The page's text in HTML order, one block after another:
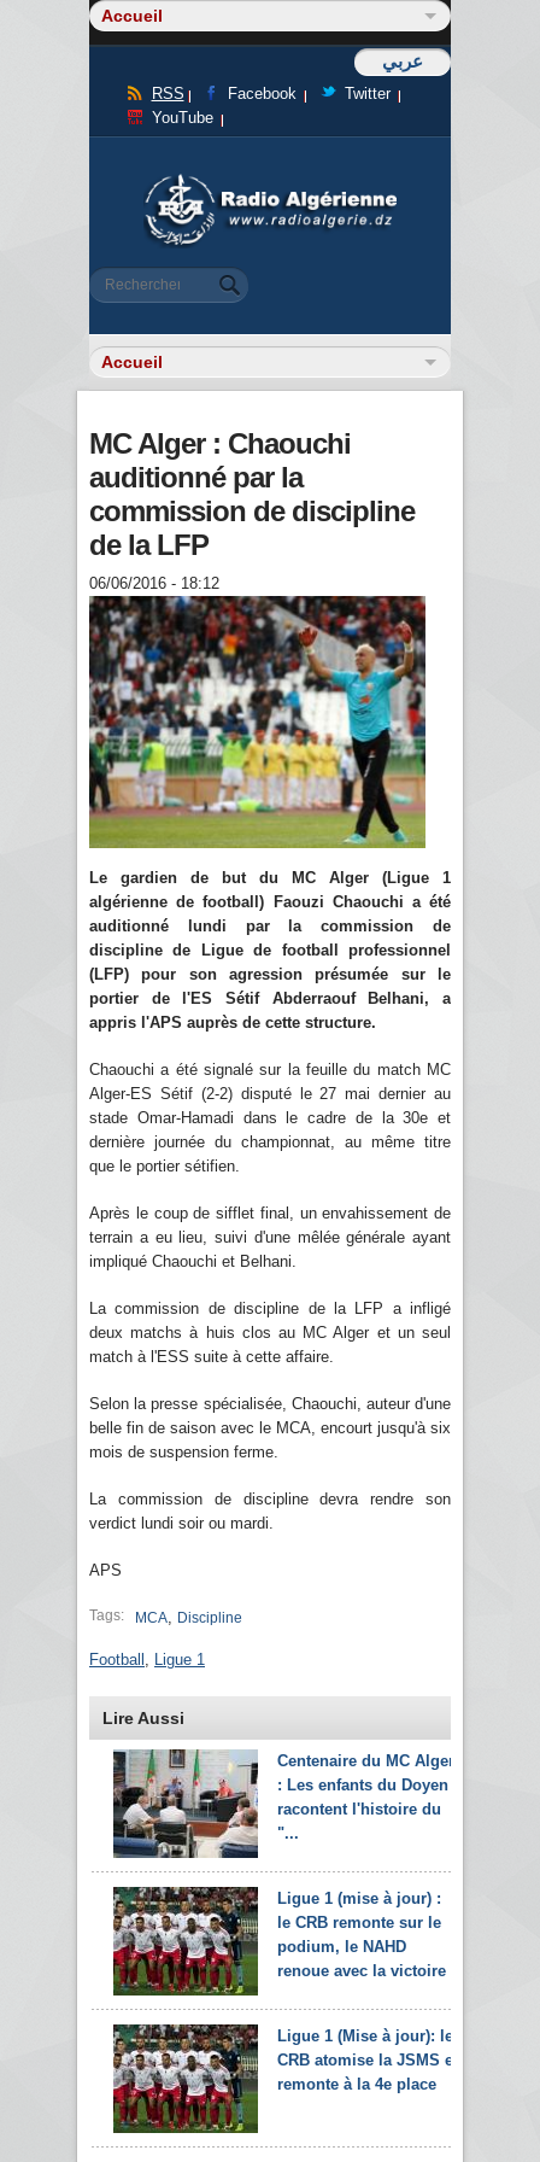
عربي
RSS Facebook
Twitter
YouTube
Formulaire de recherche
Rechercher
MC Alger : Chaouchi
auditionné par la
commission de discipline
de la LFP
06/06/2016 - 18:12
Le gardien de but du MC Alger (Ligue 1
algérienne de football) Faouzi Chaouchi a été
auditionné lundi par la commission de
discipline de Ligue de football professionnel
(LFP) pour son agression présumée sur le
portier de l'ES Sétif Abderraouf Belhani, a
appris l'APS auprès de cette structure.
Chaouchi a été signalé sur la feuille du match MC
Alger-ES Sétif (2-2) disputé le 27 mai dernier au
stade Omar-Hamadi dans le cadre de la 30e et
dernière journée du championnat, au même titre
que le portier sétifien.
Après le coup de sifflet final, un envahissement de
terrain a eu lieu, suivi d'une mêlée générale ayant
impliqué Chaouchi et Belhani.
La commission de discipline de la LFP a infligé
deux matchs à huis clos au MC Alger et un seul
match à l'ESS suite à cette affaire.
Selon la presse spécialisée, Chaouchi, auteur d'une
belle fin de saison avec le MCA, encourt jusqu'à six
mois de suspension ferme.
La commission de discipline devra rendre son
verdict lundi soir ou mardi.
APS
Tags: MCA Discipline
Football Ligue 1
Lire Aussi
Centenaire du MC Alger
: Les enfants du Doyen
racontent l'histoire du
"...
Ligue 1 (mise à jour) :
le CRB remonte sur le
podium, le NAHD
renoue avec la victoire
Ligue 1 (Mise à jour): le
CRB atomise la JSMS et
remonte à la 4e place